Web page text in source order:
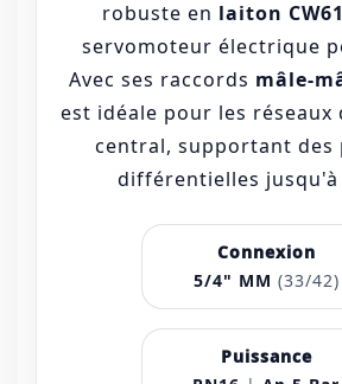
robuste en laiton
servomoteur électrique
Avec ses raccords mâle-
est idéale pour les réseaux
central, supportant des
différentielles jusqu'à
Connexion
5/4" MM (33/42)
Puissance